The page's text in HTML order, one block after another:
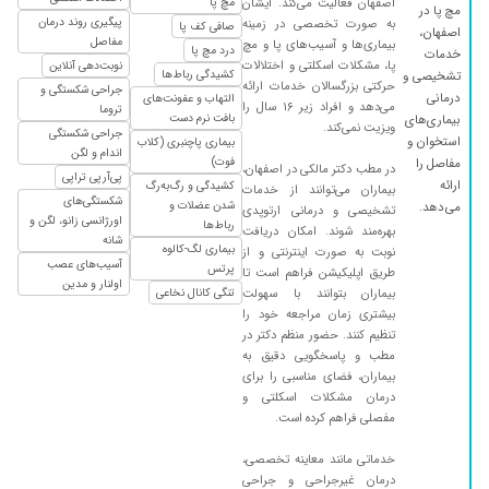
بسیار عالی بودند ۱۴۰۱/۰۲/۳۱
پارگی تاندوم انگشت و عمل توسط ایشان ۱۳۹۹/۰۲/۲۷
عالی بهترین پزشک پسرم رو عمل مرد عالی شد ۱۴۰۴/۰۵/۱۹
دکتر به شدت باحوصله ای هستند ۱۴۰۴/۰۳/۲۷
بسیار با دقت مشکل با بررسی کردند ۱۴۰۵/۰۳/۲۰
دکتر صبور و با اخلاق که دقیق به صحبتهای بیمار
گوش داده و این اولین شرط شروع درمان برای
یک بیمار است در تشخیص نوع بیماری و ارائه
راهکار و درمان مناسب کاملا مسلط هستند
۱۴۰۵/۰۳/۲۵
خوب بوده ۱۴۰۰/۱۱/۲۶
خیلی ب
دکتر با تجربه هستند
عالی بود
مشکل خارپاشنه
دکتر فوق العاده با اخلاق، و البته در زمینه تخصص
مچ پا در
اصفهان،
خدمات
تشخیصی و
درمانی
بیماری‌های
استخوان و
مفاصل را
ارائه
می‌دهد.
به صورت تخصصی در زمینه
بیماری‌ها و آسیب‌های پا و مچ
پا، مشکلات اسکلتی و اختلالات
حرکتی بزرگسالان خدمات ارائه
می‌دهد و افراد زیر ۱۶ سال را
ویزیت نمی‌کند.
در مطب دکتر مالکی در اصفهان،
بیماران می‌توانند از خدمات
تشخیصی و درمانی ارتوپدی
بهره‌مند شوند. امکان دریافت
نوبت به صورت اینترنتی و از
طریق اپلیکیشن فراهم است تا
بیماران بتوانند با سهولت
بیشتری زمان مراجعه خود را
تنظیم کنند. حضور منظم دکتر در
مطب و پاسخگویی دقیق به
بیماران، فضای مناسبی را برای
درمان مشکلات اسکلتی و
مفصلی فراهم کرده است.
خدماتی مانند معاینه تخصصی،
درمان غیرجراحی و جراحی
صافی کف پا
درد مچ پا
کشیدگی رباط‌ها
التهاب و عفونت‌های
بافت نرم دست
بیماری پاچنبری (کلاب
فوت)
کشیدگی و رگ‌به‌رگ
شدن عضلات و
رباط‌ها
بیماری لگ-کالوه
پرتس
تنگی کانال نخاعی
پیگیری روند درمان
مفاصل
نوبت‌دهی آنلاین
جراحی شکستگی و
تروما
جراحی شکستگی
اندام و لگن
پی‌آر‌پی تراپی
شکستگی‌های
اورژانسی زانو، لگن و
شانه
آسیب‌های عصب
اولنار و مدین